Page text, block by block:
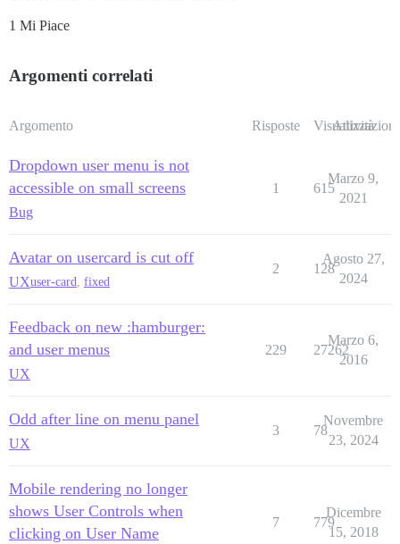
1 Mi Piace
Argomenti correlati
Argomento Risposte Visualizzazioni
Attività
Dropdown user menu is not
accessible on small screens
Bug
1 615
Marzo 9,
2021
Avatar on usercard is cut off
UXuser-card, fixed
2 128
Agosto 27,
2024
Feedback on new :hamburger:
and user menus
UX
229 27262
Marzo 6,
2016
Odd after line on menu panel
UX
3 78
Novembre
23, 2024
Mobile rendering no longer
shows User Controls when
clicking on User Name
7 779
Dicembre
15, 2018